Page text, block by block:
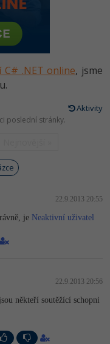
.NET online, jsme
Aktivity
poslední stránky.
22.9.2013 20:55
je Neaktivní uživatel
22.9.2013 20:56
někteří soutěžící schopni